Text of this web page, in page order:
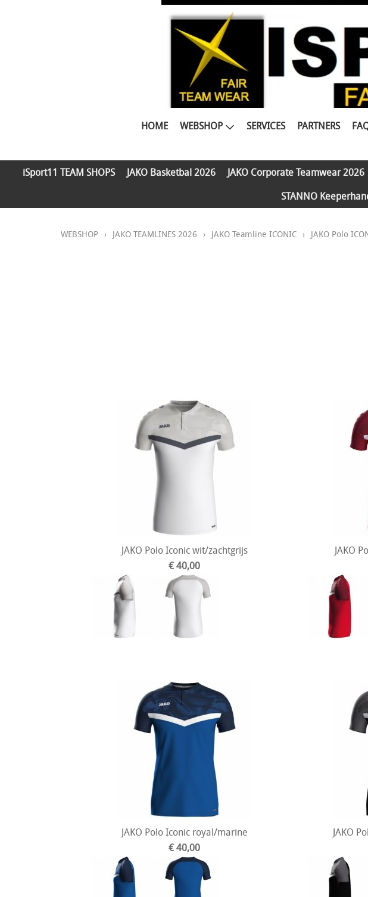
HOME WEBSHOP SERVICES PARTNERS
iSport11 TEAM SHOPS
JAKO Basketbal 2026 JAKO Corporate Teamwear 2026
STANNO
WEBSHOP › JAKO TEAMLINES 2026 › JAKO Teamline ICONIC › JAKO Polo
JAKO Polo Iconic wit/zachtgrijs
€ 40,00
JAKO
JAKO Polo Iconic royal/marine
€ 40,00
JAKO